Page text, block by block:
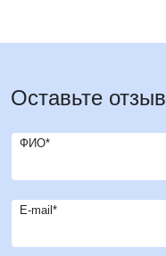
Оставьте отзыв
ФИО*
E-mail*